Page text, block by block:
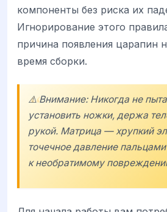
компоненты без риска их
Игнорирование этого
причина появления царапин
время сборки.
⚠️ Внимание: Никогда не
установить ножки, держа
рукой. Матрица — хрупкий
точечное давление
к необратимому